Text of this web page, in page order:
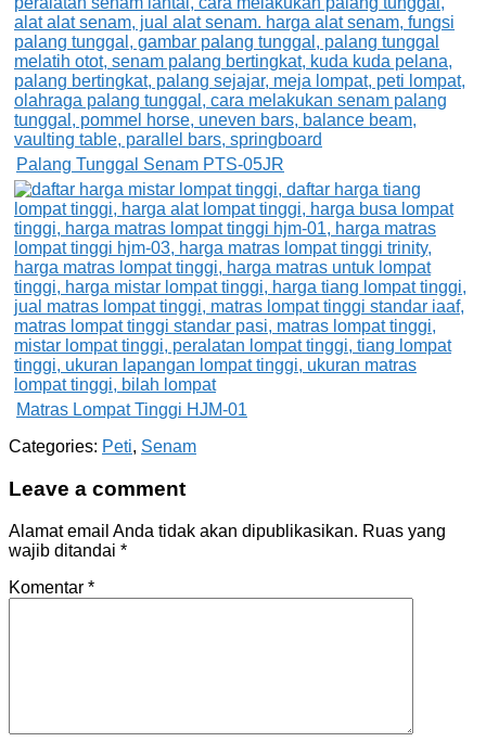
Palang Tunggal Senam PTS-05JR
Matras Lompat Tinggi HJM-01
Categories: Peti, Senam
Leave a comment
Alamat email Anda tidak akan dipublikasikan. Ruas yang
wajib ditandai *
Komentar *